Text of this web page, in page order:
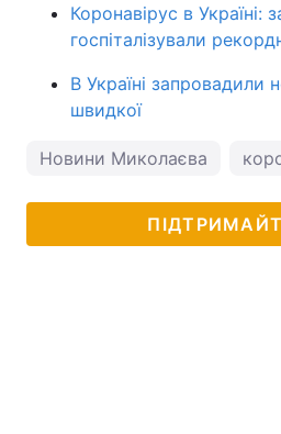
Коронавірус в Україні:
госпіталізували
В Україні запровадили
швидкої
Новини Миколаєва